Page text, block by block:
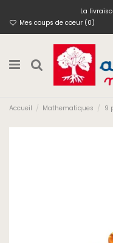
La
Mes coups de coeur (0)
Accueil Mathematiques 9